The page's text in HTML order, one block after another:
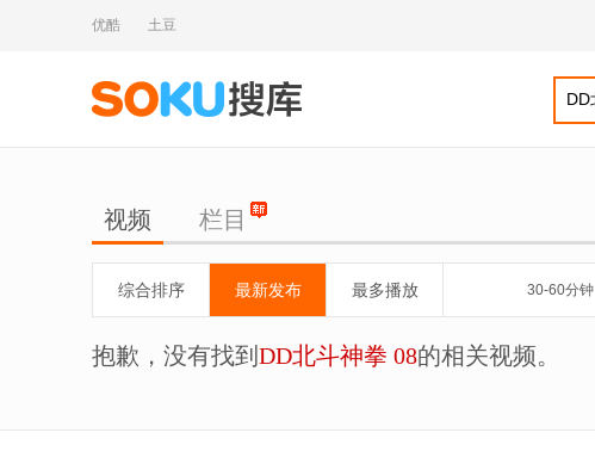
优酷 土豆
视频 栏目
综合排序 最新发布 最多播放 30-60分钟
抱歉，没有找到 DD北斗神拳 08的相关视频。